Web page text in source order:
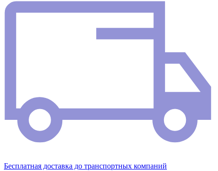
Бесплатная доставка до транспортных компаний